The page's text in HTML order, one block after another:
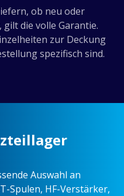
ob neu oder
die volle Garantie.
zur Deckung
spezifisch sind.
Auswahl an
Spulen, HF-Verstärker,